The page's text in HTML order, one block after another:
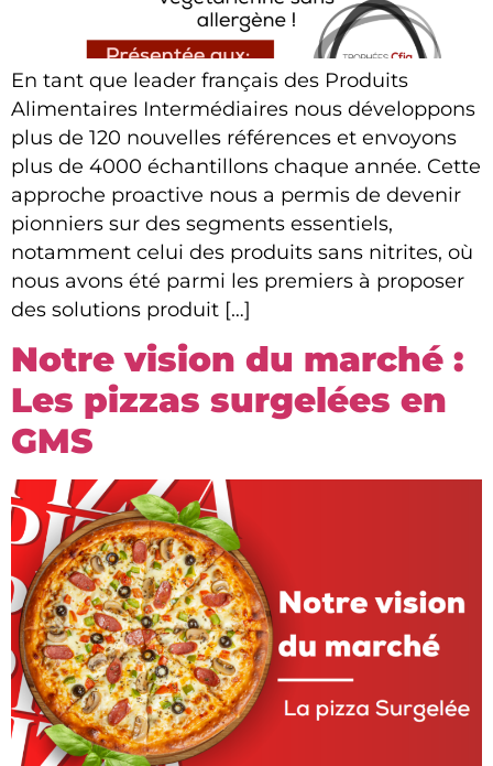
En tant que leader français des Produits
Alimentaires Intermédiaires nous développons
plus de 120 nouvelles références et envoyons
plus de 4000 échantillons chaque année. Cette
approche proactive nous a permis de devenir
pionniers sur des segments essentiels,
notamment celui des produits sans nitrites, où
nous avons été parmi les premiers à proposer
des solutions produit […]
Notre vision du marché :
Les pizzas surgelées en
GMS